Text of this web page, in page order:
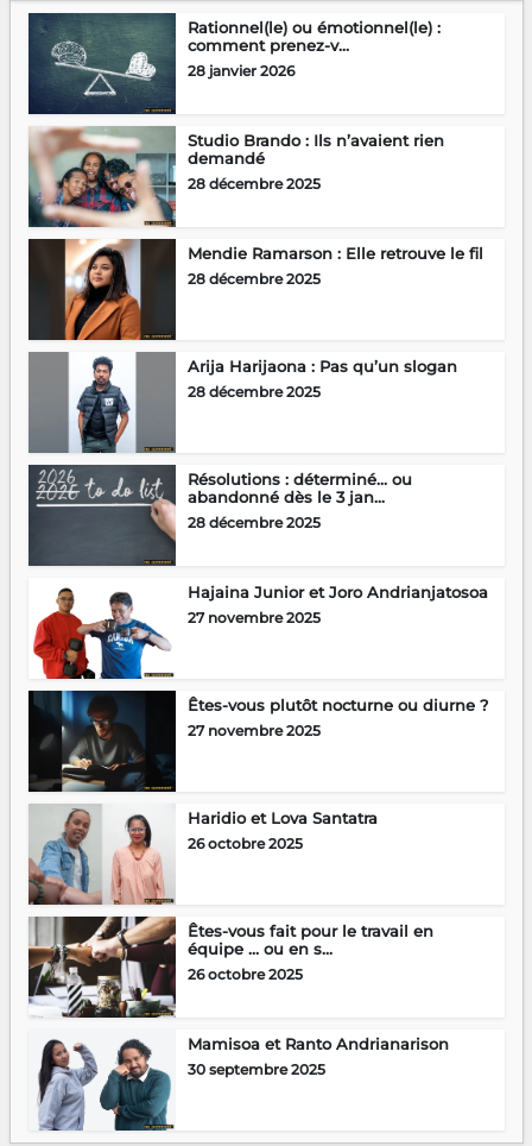
Rationnel(le) ou émotionnel(le) :
comment prenez-v...
28 janvier 2026
Studio Brando : Ils n’avaient rien
demandé
28 décembre 2025
Mendie Ramarson : Elle retrouve le fil
28 décembre 2025
Arija Harijaona : Pas qu’un slogan
28 décembre 2025
Résolutions : déterminé… ou
abandonné dès le 3 jan...
28 décembre 2025
Hajaina Junior et Joro Andrianjatosoa
27 novembre 2025
Êtes-vous plutôt nocturne ou diurne ?
27 novembre 2025
Haridio et Lova Santatra
26 octobre 2025
Êtes-vous fait pour le travail en
équipe … ou en s...
26 octobre 2025
Mamisoa et Ranto Andrianarison
30 septembre 2025